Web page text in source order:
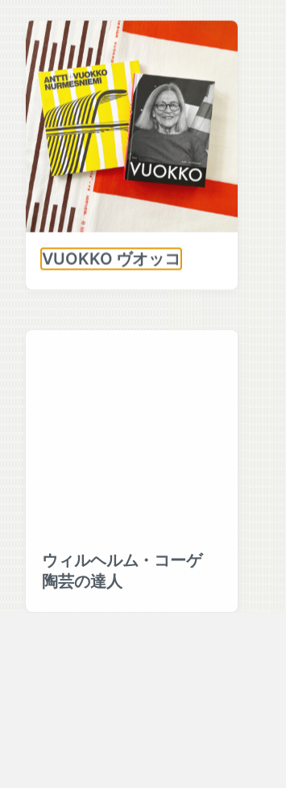
VUOKKO ヴオッコ
ウィルヘルム・コーゲ
陶芸の達人